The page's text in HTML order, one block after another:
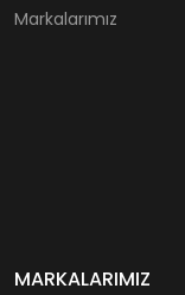
Markalarımız
MARKALARIMIZ